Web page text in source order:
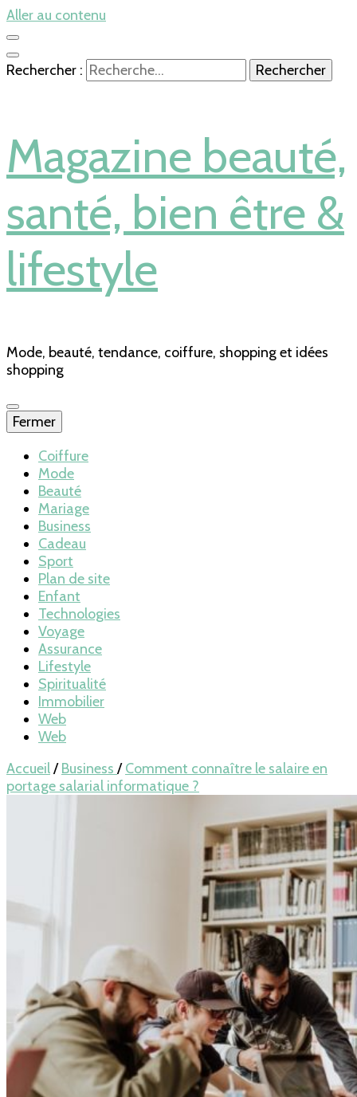
Aller au contenu
Rechercher :
Magazine beauté,
santé, bien être &
lifestyle
Mode, beauté, tendance, coiffure, shopping et idées
shopping
Fermer
Coiffure
Mode
Beauté
Mariage
Business
Cadeau
Sport
Plan de site
Enfant
Technologies
Voyage
Assurance
Lifestyle
Spiritualité
Immobilier
Web
Web
Accueil/ Business / Comment connaître le salaire en
portage salarial informatique ?